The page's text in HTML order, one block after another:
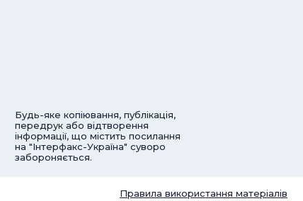
Будь-яке копіювання, публікація,
передрук або відтворення
інформації, що містить посилання
на "Інтерфакс-Україна" суворо
забороняється.
Правила використання матеріалів